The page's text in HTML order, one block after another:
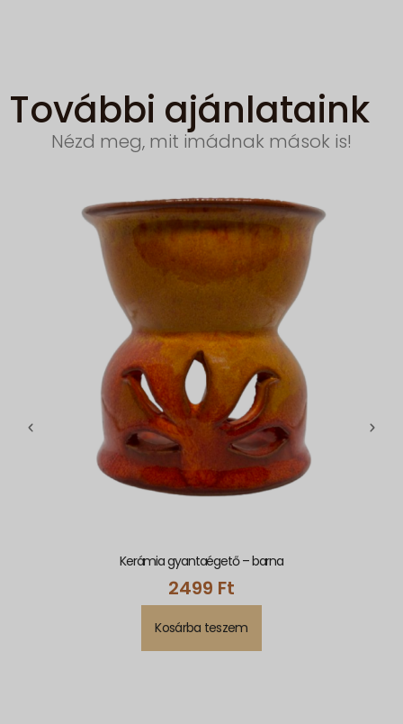
További ajánlataink
Nézd meg, mit imádnak mások is!
Kerámia gyantaégető – barna
2499 Ft
Kosárba teszem